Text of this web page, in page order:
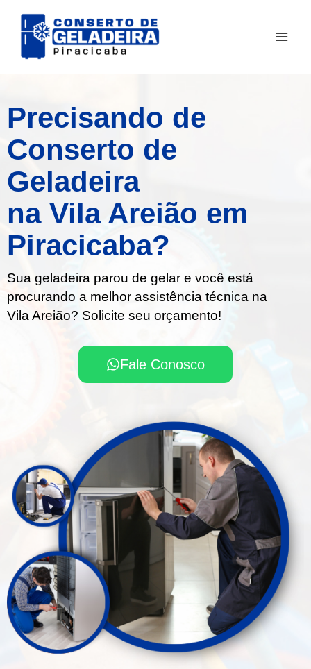
para
Precisando de
Conserto de
Geladeira
na Vila Areião em
Piracicaba?
Sua geladeira parou de gelar e você está
procurando a melhor assistência técnica na
Vila Areião? Solicite seu orçamento!
Fale Conosco